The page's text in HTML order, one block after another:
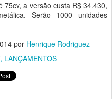
75cv, a versão custa R$ 34.430,
Serão 1000 unidades
por Henrique Rodriguez
LANÇAMENTOS